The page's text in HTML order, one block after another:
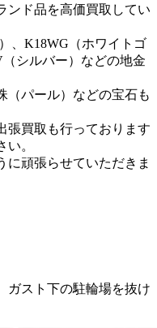
ンド品を高価買取してい
、K18WG（ホワイトゴ
シルバー）などの地金
（パール）などの宝石も
張買取も行っております
。
に頑張らせていただきま
ガスト下の駐輪場を抜け